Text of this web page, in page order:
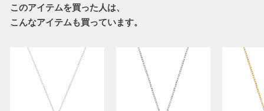
このアイテムを買った人は、
こんなアイテムも買っています。